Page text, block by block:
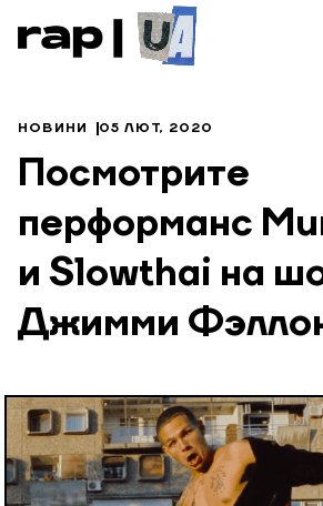
НОВИНИ 05 ЛЮТ, 2020
Посмотрите
перформанс
и Slowthai на
Джимми